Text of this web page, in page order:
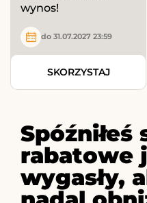
wynos!
do 31.07.2027 23:59
SKORZYSTAJ
Spóźniłeś
rabatowe
wygasły,